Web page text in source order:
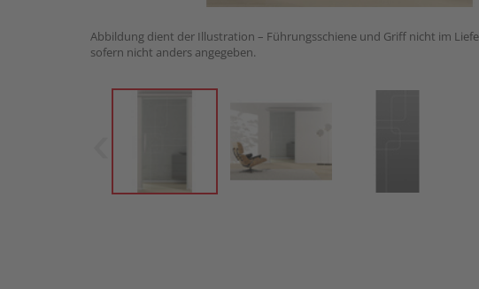
Abbildung dient der Illustration – Führungsschiene und Griff nicht im
sofern nicht anders angegeben.